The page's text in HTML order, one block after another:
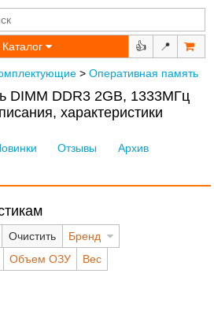
Каталог 👍 📍
> Оперативная память
DIMM DDR3 2GB, 1333МГц
характеристики
Отзывы
Архив
Очистить
Бренд
Объем ОЗУ Вес